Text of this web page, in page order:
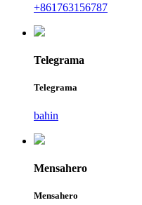
+861763156787
Telegrama
Telegrama
bahin
Mensahero
Mensahero